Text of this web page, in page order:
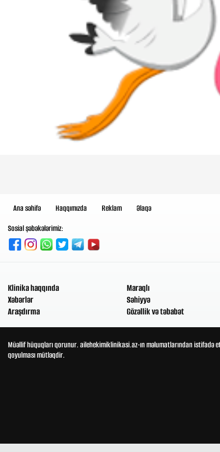
Ana səhifə Haqqımızda Reklam
Əlaqə
Sosial şəbəkələrimiz:
Klinika haqqında
Xəbərlər
Araşdırma
Maraqlı
Səhiyyə
Gözəllik və təbabət
Müəllif hüquqları qorunur. ailehekimiklinikasi.az-ın məlumatlarından
qoyulması mütləqdir.